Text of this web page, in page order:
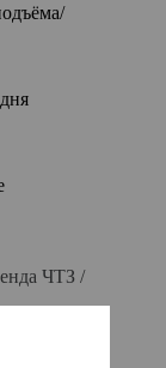
ЧТЗ /